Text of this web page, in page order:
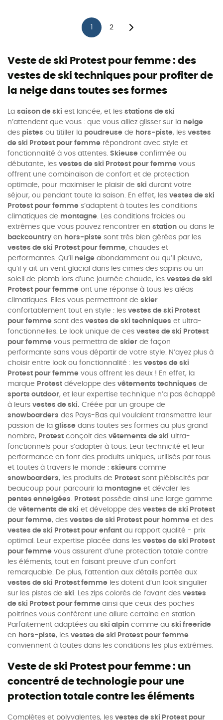
2
Veste de ski Protest pour femme : des
vestes de ski techniques pour profiter de
la neige dans toutes ses formes
La saison de ski est lancée, et les stations de ski
n’attendent que vous : que vous alliez glisser sur la neige
des pistes ou titiller la poudreuse de hors-piste, les vestes
de ski Protest pour femme répondront avec style et
fonctionnalité à vos attentes. Skieuse confirmée ou
débutante, les vestes de ski Protest pour femme vous
offrent une combinaison de confort et de protection
optimale, pour maximiser le plaisir de ski durant votre
séjour, ou pendant toute la saison. En effet, les vestes de ski
Protest pour femme s’adaptent à toutes les conditions
climatiques de montagne . Les conditions froides ou
extrêmes que vous pouvez rencontrer en station ou dans le
backcountryen hors-piste sont très bien gérées par les
vestes de ski Protest pour femme, chaudes et
performantes. Qu’il neige abondamment ou qu’il pleuve,
qu’il y ait un vent glacial dans les cimes des sapins ou un
soleil de plomb lors d’une journée chaude, les vestes de ski
Protest pour femme ont une réponse à tous les aléas
climatiques. Elles vous permettront de skier
confortablement tout en style : les vestes de ski Protest
pour femme sont des vestes de ski techniques et ultra-
fonctionnelles. Le look unique de ces vestes de ski Protest
pour femme vous permettra de skier de façon
performante sans vous départir de votre style. N’ayez plus à
choisir entre look ou fonctionnalité : les vestes de ski
Protest pour femme vous offrent les deux ! En effet, la
marque Protest développe des vêtements techniques de
sports outdoor, et leur expertise technique n’a pas échappé
à leurs vestes de ski. Créée par un groupe de
snowboarders des Pays-Bas qui voulaient transmettre leur
passion de la glisse dans toutes ses formes au plus grand
nombre, Protest conçoit des vêtements de ski ultra-
fonctionnels pour s’adapter à tous. Leur technicité et leur
performance en font des produits uniques, utilisés par tous
et toutes à travers le monde : skieurs comme
snowboarders, les produits de Protest sont plébiscités par
beaucoup pour parcourir la montagne et dévaler les
pentes enneigées
Protest possède ainsi une large gamme
de vêtements de ski et développe des vestes de ski Protest
pour femme, des vestes de ski Protest pour homme et des
vestes de ski Protest pour enfant au rapport qualité - prix
optimal. Leur expertise placée dans les vestes de ski Protest
pour femme vous assurent d’une protection totale contre
les éléments, tout en faisant preuve d’un confort
remarquable. De plus, l’attention aux détails portée aux
vestes de ski Protest femme les dotent d’un look singulier
sur les pistes de ski . Les zips colorés de l’avant des vestes
de ski Protest pour femme ainsi que ceux des poches
poitrines vous confèrent une allure certaine en station.
Parfaitement adaptées au ski alpin comme au ski freeride
en hors-piste, les vestes de ski Protest pour femme
conviennent à toutes dans les conditions les plus extrêmes.
Veste de ski Protest pour femme : un
concentré de technologie pour une
protection totale contre les éléments
Complètes et polyvalentes, les vestes de ski Protest pour